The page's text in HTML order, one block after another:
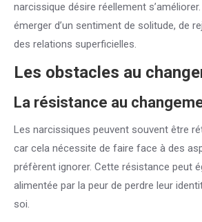
narcissique désire réellement
émerger d’un sentiment de solitude, de
des relations superficielles.
Les obstacles au
La résistance au
Les narcissiques peuvent souvent être
car cela nécessite de faire face à des
préfèrent ignorer. Cette résistance peut
alimentée par la peur de perdre leur
soi.